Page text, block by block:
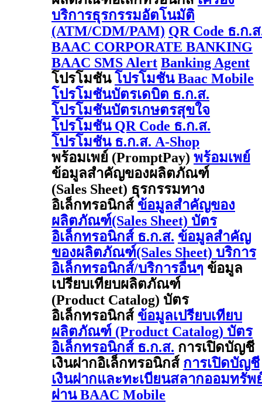
บริการธุรกรรมอัตโนมัติ
(ATM/CDM/PAM) QR Code ธ.ก.
BAAC CORPORATE BANKING
BAAC SMS Alert Banking Agent
โปรโมชัน โปรโมชัน Baac Mobile
โปรโมชันบัตรเดบิต ธ.ก.ส.
โปรโมชันบัตรเกษตรสุขใจ
โปรโมชัน QR Code ธ.ก.ส.
โปรโมชัน ธ.ก.ส. A-Shop
พร้อมเพย์ (PromptPay) พร้อมเพย์
ข้อมูลสำคัญของผลิตภัณฑ์
(Sales Sheet) ธุรกรรมทาง
อิเล็กทรอนิกส์ ข้อมูลสำคัญของ
ผลิตภัณฑ์(Sales Sheet) บัตร
อิเล็กทรอนิกส์ ธ.ก.ส. ข้อมูลสำคัญ
ของผลิตภัณฑ์(Sales Sheet) บริการ
อิเล็กทรอนิกส์/บริการอื่นๆ ข้อมูล
เปรียบเทียบผลิตภัณฑ์
(Product Catalog) บัตร
อิเล็กทรอนิกส์ ข้อมูลเปรียบเทียบ
ผลิตภัณฑ์ (Product Catalog) บัตร
อิเล็กทรอนิกส์ ธ.ก.ส. การเปิดบัญชี
เงินฝากอิเล็กทรอนิกส์ การเปิดบัญชี
เงินฝากและทะเบียนสลากออมทรัพ
ผ่าน BAAC Mobile